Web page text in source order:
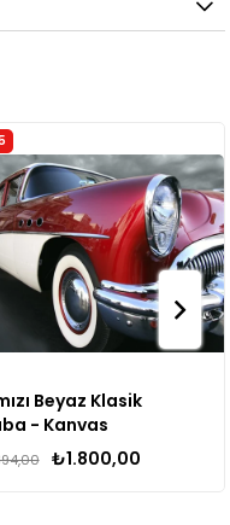
Beyaz Klasik
- Kanvas
₺1.800,00